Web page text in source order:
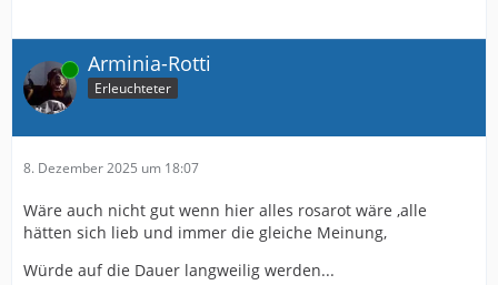
Online Arminia-Rotti
Erleuchteter
8. Dezember 2025 um 18:07
Wäre auch nicht gut wenn hier alles rosarot wäre ,alle
hätten sich lieb und immer die gleiche Meinung,
Würde auf die Dauer langweilig werden...